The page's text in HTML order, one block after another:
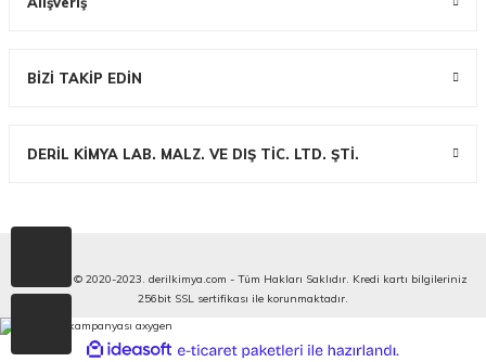
BİZİ TAKİP EDİN
DERİL KİMYA LAB. MALZ. VE DIŞ TİC. LTD. ŞTİ.
Copyright © 2020-2023. derilkimya.com - Tüm Hakları Saklıdır. Kredi kartı bilgileriniz
256bit SSL sertifikası ile korunmaktadır.
ideasoft
e-